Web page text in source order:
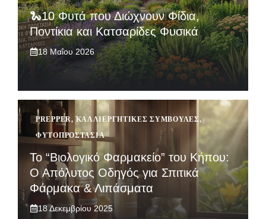
🐍10 Φυτά που Διώχνουν Φίδια,
Ποντίκια και Κατσαρίδες Φυσικά
18 Μαΐου 2026
PREPPER,ΚΑΛΛΙΕΡΓΗΤΙΚΈΣ ΣΥΜΒΟΥΛΈΣ,
ΦΥΤΟΠΡΟΣΤΑΣΊΑ
Το “Βιολογικό Φαρμακείο” του Κήπου:
Ο Απόλυτος Οδηγός για Σπιτικά
Φάρμακα & Λιπάσματα
18 Δεκεμβρίου 2025